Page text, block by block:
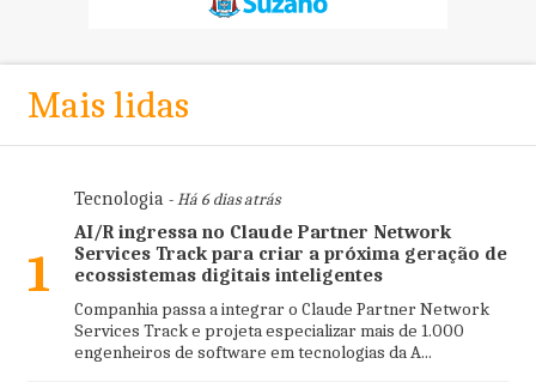
Mais lidas
1
Tecnologia- Há 6 dias atrás
AI/R ingressa no Claude Partner Network
Services Track para criar a próxima geração de
ecossistemas digitais inteligentes
Companhia passa a integrar o Claude Partner Network
Services Track e projeta especializar mais de 1.000
engenheiros de software em tecnologias da A...